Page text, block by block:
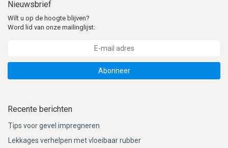
Nieuwsbrief
Wilt u op de hoogte blijven?
Word lid van onze mailinglijst:
Abonneer
Recente berichten
Tips voor gevel impregneren
Lekkages verhelpen met vloeibaar rubber